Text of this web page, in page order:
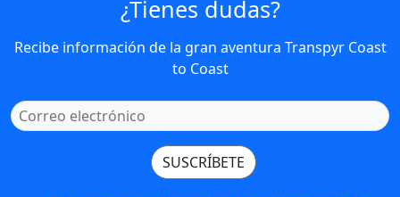
MÁS INFORMACIÓN
MÁS INFORMACIÓN
¿Tienes dudas?
Recibe información de la gran aventura Transpyr Coast
to Coast